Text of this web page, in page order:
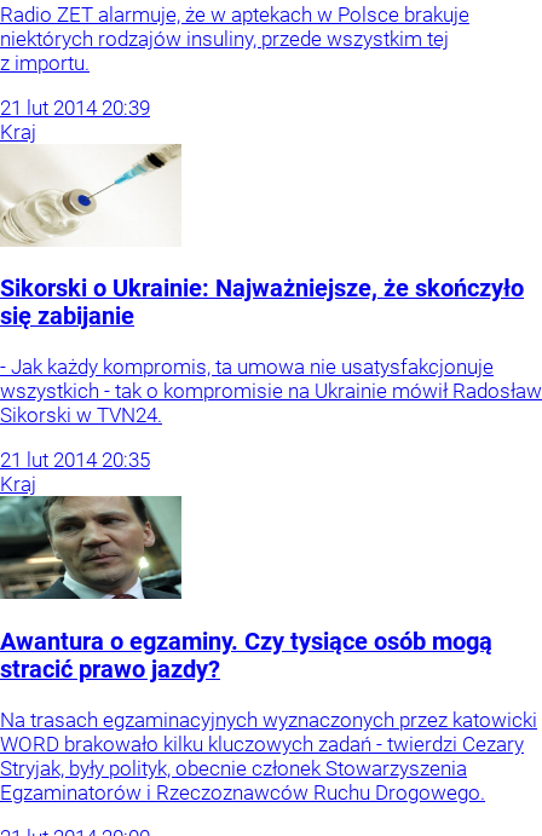
Radio ZET alarmuje, że w aptekach w Polsce brakuje
niektórych rodzajów insuliny, przede wszystkim tej
z importu.
21 lut 2014 20:39
Kraj
Sikorski o Ukrainie: Najważniejsze, że skończyło
się zabijanie
- Jak każdy kompromis, ta umowa nie usatysfakcjonuje
wszystkich - tak o kompromisie na Ukrainie mówił Radosław
Sikorski w TVN24.
21 lut 2014 20:35
Kraj
Awantura o egzaminy. Czy tysiące osób mogą
stracić prawo jazdy?
Na trasach egzaminacyjnych wyznaczonych przez katowicki
WORD brakowało kilku kluczowych zadań - twierdzi Cezary
Stryjak, były polityk, obecnie członek Stowarzyszenia
Egzaminatorów i Rzeczoznawców Ruchu Drogowego.